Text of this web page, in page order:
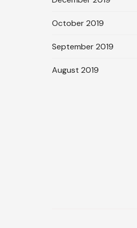
October 2019
September 2019
August 2019